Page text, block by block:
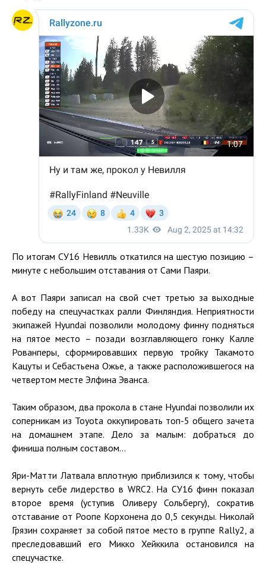
По итогам СУ16 Невилль откатился на шестую позицию –
минуте с небольшим отставания от Сами Паяри.
А вот Паяри записал на свой счет третью за выходные
победу на спецучастках ралли Финляндия. Неприятности
экипажей Hyundai позволили молодому финну подняться
на пятое место – позади возглавляющего гонку Калле
Рованперы, сформировавших первую тройку Такамото
Кацуты и Себастьена Ожье, а также расположившегося на
четвертом месте Элфина Эванса.
Таким образом, два прокола в стане Hyundai позволили их
соперникам из Toyota оккупировать топ-5 общего зачета
на домашнем этапе. Дело за малым: добраться до
финиша полным составом...
Яри-Матти Латвала вплотную приблизился к тому, чтобы
вернуть себе лидерство в WRC2. На СУ16 финн показал
второе время (уступив Оливеру Сольбергу), сократив
отставание от Роопе Корхонена до 0,5 секунды. Николай
Грязин сохраняет за собой пятое место в группе Rally2, а
преследовавший его Микко Хейккила остановился на
спецучастке.